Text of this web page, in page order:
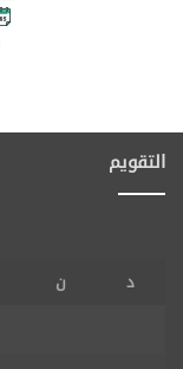
التقويم
د
ن